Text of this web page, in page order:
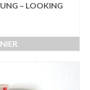
– LOOKING